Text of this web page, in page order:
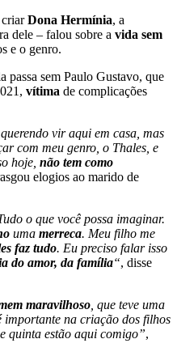
criarDona Hermínia, a
dele – falou sobre a vida sem
e o genro.
passa sem Paulo Gustavo, que
vítima de complicações
vir aqui em casa, mas
com meu genro, o Thales, e
hoje, não tem como
elogios ao marido de
o que você possa imaginar.
uma merreca. Meu filho me
faz tudo. Eu preciso falar isso
do amor, da família“, disse
maravilhoso , que teve uma
importante na criação dos filhos
quinta estão aqui comigo”,